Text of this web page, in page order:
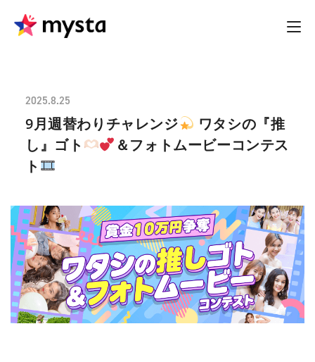
2025.8.25
9月週替わりチャレンジ
ワタシの『推
し』ゴト
＆フォトムービーコンテス
ト